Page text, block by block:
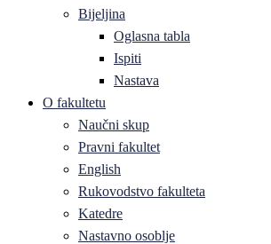
Bijeljina
Oglasna tabla
Ispiti
Nastava
O fakultetu
Naučni skup
Pravni fakultet
English
Rukovodstvo fakulteta
Katedre
Nastavno osoblje